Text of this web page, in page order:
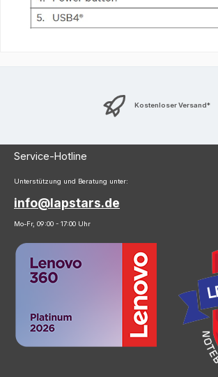
Kostenloser Versand*
Service-Hotline
Unterstützung und Beratung unter:
info@lapstars.de
Mo-Fr, 09:00 - 17:00 Uhr